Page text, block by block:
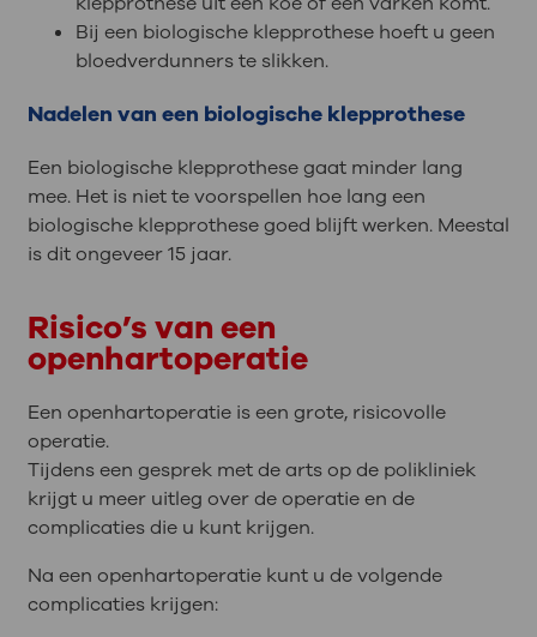
Bij een biologische klepprothese hoeft u geen
bloedverdunners te slikken.
Nadelen van een biologische klepprothese
Een biologische klepprothese gaat minder lang
mee. Het is niet te voorspellen hoe lang een
biologische klepprothese goed blijft werken. Meestal
is dit ongeveer 15 jaar.
Risico’s van een
openhartoperatie
Een openhartoperatie is een grote, risicovolle
operatie.
Tijdens een gesprek met de arts op de polikliniek
krijgt u meer uitleg over de operatie en de
complicaties die u kunt krijgen.
Na een openhartoperatie kunt u de volgende
complicaties krijgen: